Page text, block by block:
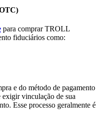
para comprar TROLL
fiduciários como:
e do método de pagamento
vinculação de sua
Esse processo geralmente é